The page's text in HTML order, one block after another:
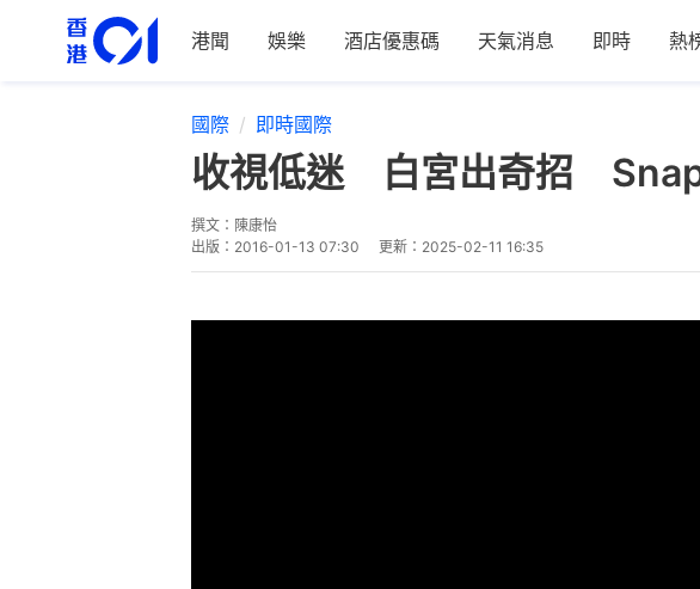
港聞 娛樂 酒店優惠碼 天氣消息 即時 熱
國際 即時國際
收視低迷 白宮出奇招
撰文： 陳康怡
出版： 2016-01-13 07:30 更新： 2025-02-11 16:35